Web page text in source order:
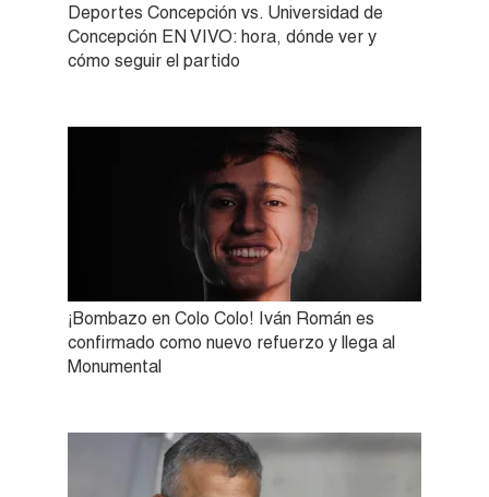
Deportes Concepción vs. Universidad de
Concepción EN VIVO: hora, dónde ver y
cómo seguir el partido
¡Bombazo en Colo Colo! Iván Román es
confirmado como nuevo refuerzo y llega al
Monumental